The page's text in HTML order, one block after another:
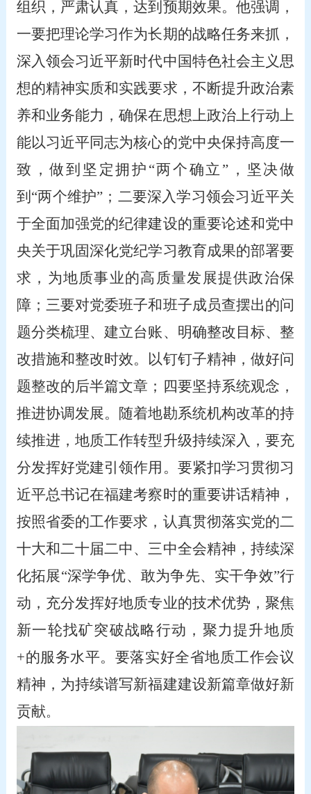
组织，严肃认真，达到预期效果。他强调，
一要把理论学习作为长期的战略任务来抓，
深入领会习近平新时代中国特色社会主义思
想的精神实质和实践要求，不断提升政治素
养和业务能力，确保在思想上政治上行动上
能以习近平同志为核心的党中央保持高度一
致，做到坚定拥护“两个确立”，坚决做
到“两个维护”；二要深入学习领会习近平关
于全面加强党的纪律建设的重要论述和党中
央关于巩固深化党纪学习教育成果的部署要
求，为地质事业的高质量发展提供政治保
障；三要对党委班子和班子成员查摆出的问
题分类梳理、建立台账、明确整改目标、整
改措施和整改时效。以钉钉子精神，做好问
题整改的后半篇文章；四要坚持系统观念，
推进协调发展。随着地勘系统机构改革的持
续推进，地质工作转型升级持续深入，要充
分发挥好党建引领作用。要紧扣学习贯彻习
近平总书记在福建考察时的重要讲话精神，
按照省委的工作要求，认真贯彻落实党的二
十大和二十届二中、三中全会精神，持续深
化拓展“深学争优、敢为争先、实干争效”行
动，充分发挥好地质专业的技术优势，聚焦
新一轮找矿突破战略行动，聚力提升地质
+的服务水平。要落实好全省地质工作会议
精神，为持续谱写新福建建设新篇章做好新
贡献。